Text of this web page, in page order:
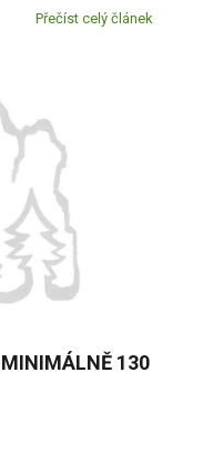
Přečíst celý článek
MINIMÁLNĚ 130